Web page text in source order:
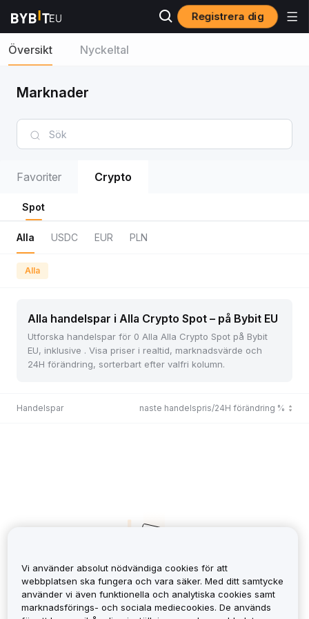
Registrera dig
Översikt Nyckeltal
Marknader
Favoriter Crypto
Spot
Alla USDC EUR PLN
Alla
Alla handelspar i Alla Crypto Spot – på Bybit EU
Utforska handelspar för 0 Alla Alla Crypto Spot på Bybit
EU, inklusive . Visa priser i realtid, marknadsvärde och
24H förändring, sorterbart efter valfri kolumn.
Handelspar Senaste handelspris/24H förändring %
No Records
Vi använder absolut nödvändiga cookies för att
webbplatsen ska fungera och vara säker. Med ditt samtycke
använder vi även funktionella och analytiska cookies samt
marknadsförings- och sociala mediecookies. De används